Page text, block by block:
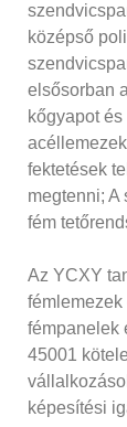
középső
elsősorban
kőgyapot
fektetések
megtenni;
fém
Az YCXY
fémlemezek
fémpanelek
45001
képesítési